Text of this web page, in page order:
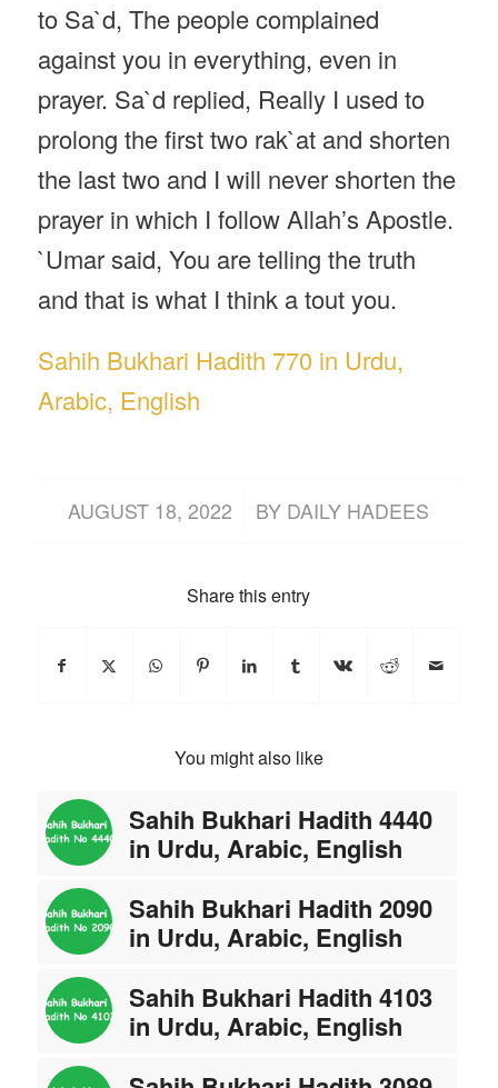
to Sa`d, The people complained
against you in everything, even in
prayer. Sa`d replied, Really I used to
prolong the first two rak`at and shorten
the last two and I will never shorten the
prayer in which I follow Allah’s Apostle.
`Umar said, You are telling the truth
and that is what I think a tout you.
Sahih Bukhari Hadith 770 in Urdu,
Arabic, English
AUGUST 18, 2022
/ BY DAILY HADEES
Share this entry
You might also like
Sahih Bukhari Hadith 4440
in Urdu, Arabic, English
Sahih Bukhari Hadith 2090
in Urdu, Arabic, English
Sahih Bukhari Hadith 4103
in Urdu, Arabic, English